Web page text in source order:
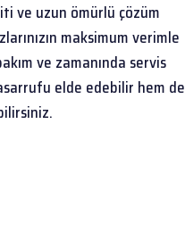
ve uzun ömürlü çözüm
maksimum verimle
ve zamanında servis
elde edebilir hem de